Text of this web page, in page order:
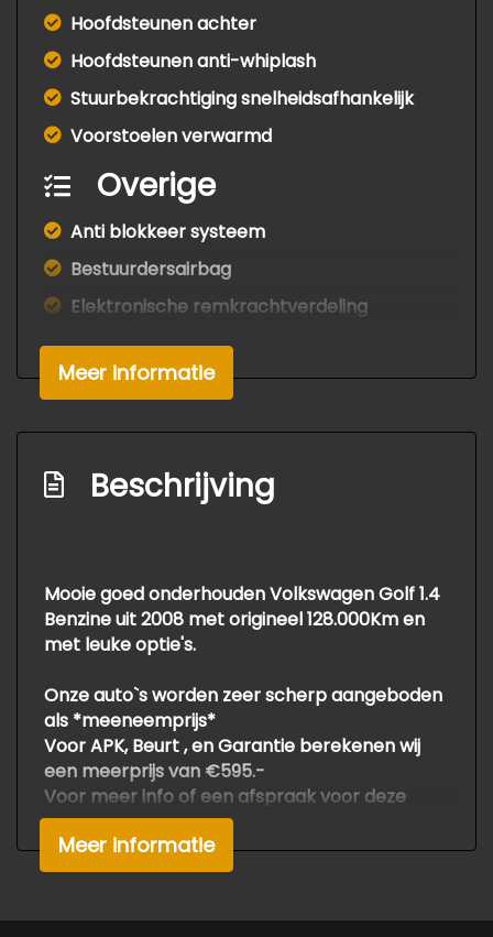
Hoofdsteunen achter
Hoofdsteunen anti-whiplash
Stuurbekrachtiging snelheidsafhankelijk
Voorstoelen verwarmd
Overige
Anti blokkeer systeem
Bestuurdersairbag
Elektronische remkrachtverdeling
Hoofd airbag(s) achter
Hoofd airbag(s) voor
Exterieur
Centrale vergrendeling met
afstandsbediening
Meer informatie
Beschrijving
Mooie goed onderhouden Volkswagen Golf 1.4
Benzine uit 2008 met origineel 128.000Km en
met leuke optie's.
Onze auto`s worden zeer scherp aangeboden
als *meeneemprijs*
Voor APK, Beurt , en Garantie berekenen wij
een meerprijs van €595.-
Voor meer info of een afspraak voor deze
mooie automobiel gelieve bellen met de
verkoop
Druk en zetfouten voorbehouden.
om van te voren even te bellen.
Meer informatie